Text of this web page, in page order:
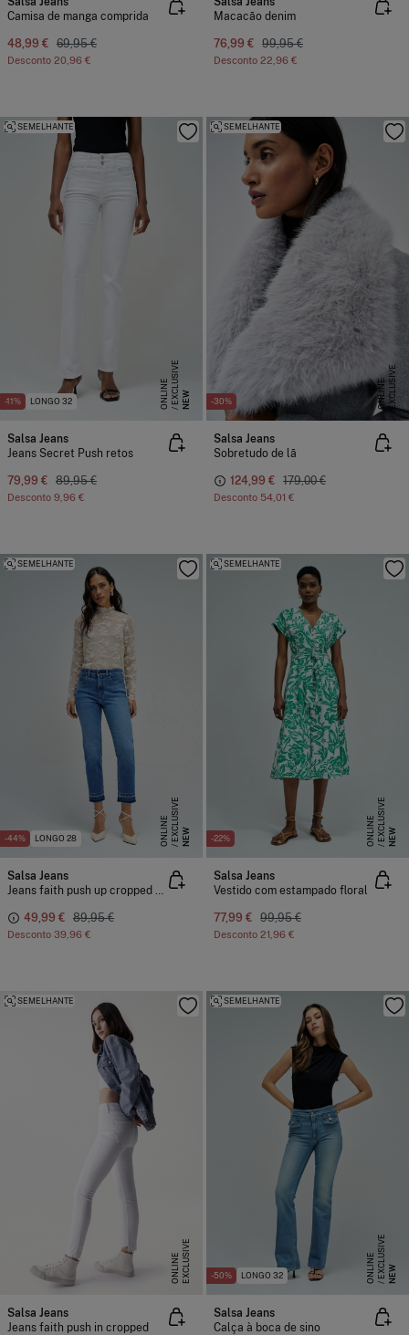
Camisa de manga comprida
48,99 € 69,95 €
Desconto 20,96 €
Macacão denim
76,99 € 99,95 €
Desconto 22,96 €
-11% LONGO 32 NEW
E
X
C
L
US
I
V
E
O
N
L
I
N
E
SEMELHANTE
Salsa Jeans
Jeans Secret Push retos
79,99 € 89,95 €
Desconto 9,96 €
-30% E
X
C
L
U
SI
V
E
O
N
L
I
N
E
SEMELHANTE
Salsa Jeans
Sobretudo de lã
124,99 € 179,00 €
Desconto 54,01 €
-44% LONGO 28 NEW
E
X
C
L
US
I
V
E
O
N
L
I
N
E
SEMELHANTE
Salsa Jeans
Jeans faith push up cropped slim
49,99 € 89,95 €
Desconto 39,96 €
-22% NEW
E
X
C
L
US
I
V
E
O
N
L
I
N
E
SEMELHANTE
Salsa Jeans
Vestido com estampado floral
77,99 € 99,95 €
Desconto 21,96 €
E
X
C
L
U
SI
V
E
O
N
L
I
N
E
SEMELHANTE
Salsa Jeans
Jeans faith push in cropped
-50% LONGO 32 NEW
E
X
C
L
US
I
V
E
O
N
L
I
N
E
SEMELHANTE
Salsa Jeans
Calça à boca de sino